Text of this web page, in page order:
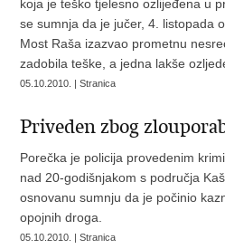
koja je teško tjelesno ozlijeđena u
se sumnja da je jučer, 4. listopada
Most Raša izazvao prometnu
zadobila teške, a jedna lakše
05.10.2010. | Stranica
Priveden zbog
Porečka je policija provedenim
nad 20-godišnjakom s područja
osnovanu sumnju da je počinio
opojnih droga.
05.10.2010. | Stranica